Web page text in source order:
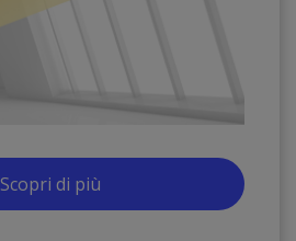
Scopri di più